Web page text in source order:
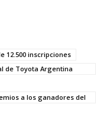
12.500 inscripciones
de Toyota Argentina
a los ganadores del